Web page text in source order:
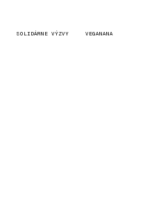
SOLIDÁRNE VÝZVY VEGANANA